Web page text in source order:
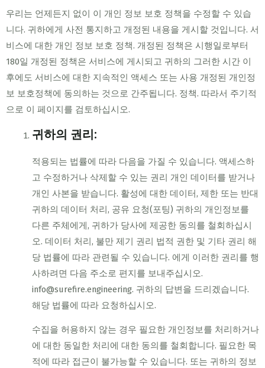
우리는 언제든지 없이 이 개인 정보 보호 정책을 수정할 수 있습
니다. 귀하에게 사전 통지하고 개정된 내용을 게시할 것입니다. 서
비스에 대한 개인 정보 보호 정책. 개정된 정책은 시행일로부터
180일 개정된 정책은 서비스에 게시되고 귀하의 그러한 시간 이
후에도 서비스에 대한 지속적인 액세스 또는 사용 개정된 개인정
보 보호정책에 동의하는 것으로 간주됩니다. 정책. 따라서 주기적
으로 이 페이지를 검토하십시오.
귀하의 권리:
적용되는 법률에 따라 다음을 가질 수 있습니다. 액세스하
고 수정하거나 삭제할 수 있는 권리 개인 데이터를 받거나
개인 사본을 받습니다. 활성에 대한 데이터, 제한 또는 반대
귀하의 데이터 처리, 공유 요청(포팅) 귀하의 개인정보를
다른 주체에게, 귀하가 당사에 제공한 동의를 철회하십시
오. 데이터 처리, 불만 제기 권리 법적 권한 및 기타 권리 해
당 법률에 따라 관련될 수 있습니다. 에게 이러한 권리를 행
사하려면 다음 주소로 편지를 보내주십시오.
info@surefire.engineering. 귀하의 답변을 드리겠습니다.
해당 법률에 따라 요청하십시오.
수집을 허용하지 않는 경우 필요한 개인정보를 처리하거나
에 대한 동일한 처리에 대한 동의를 철회합니다. 필요한 목
적에 따라 접근이 불가능할 수 있습니다. 또는 귀하의 정보